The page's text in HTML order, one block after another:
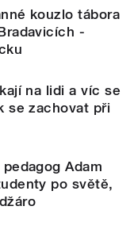
kouzlo tábora
-
na lidi a víc se
se zachovat při
Adam
po světě,